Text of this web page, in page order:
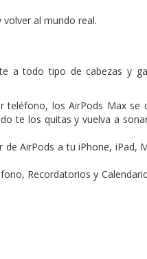
al mundo real.
a todo tipo de cabezas y
teléfono, los AirPods Max se
te los quitas y vuelva a
AirPods a tu iPhone, iPad,
Recordatorios y